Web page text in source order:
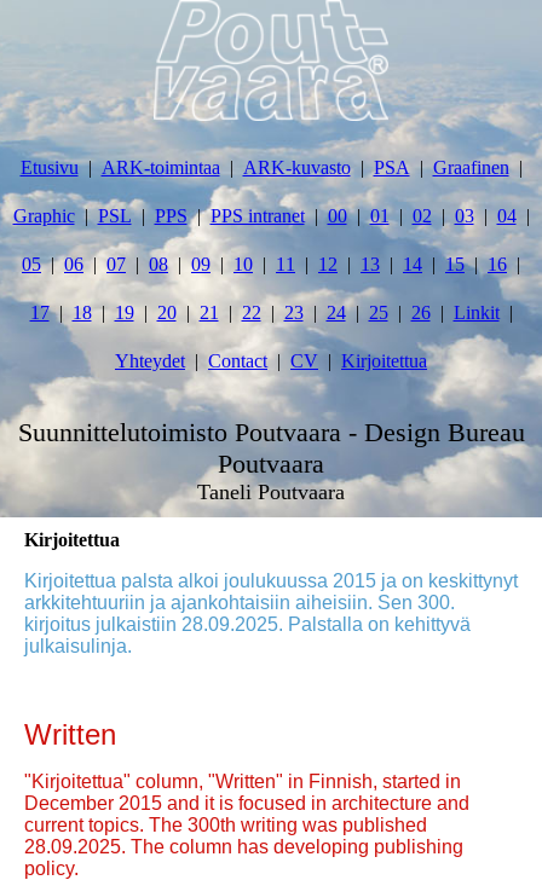
Etusivu ARK-toimintaa ARK-kuvasto PSA Graafinen
Graphic PSL PPS PPS intranet 00 01 02 03 04
05 06 07 08 09 10 11 12 13 14 15 16
17 18 19 20 21 22 23 24 25 26 Linkit
Yhteydet Contact CV Kirjoitettua
Suunnittelutoimisto Poutvaara - Design Bureau
Poutvaara
Taneli Poutvaara
Kirjoitettua
Kirjoitettua palsta alkoi joulukuussa 2015 ja on keskittynyt
arkkitehtuuriin ja ajankohtaisiin aiheisiin. Sen 300.
kirjoitus julkaistiin 28.09.2025. Palstalla on kehittyvä
julkaisulinja.
Written
"Kirjoitettua" column, "Written" in Finnish, started in
December 2015 and it is focused in architecture and
current topics. The 300th writing was published
28.09.2025. The column has developing publishing
policy.